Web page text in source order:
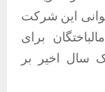
این شرکت
برای
سال اخیر بر